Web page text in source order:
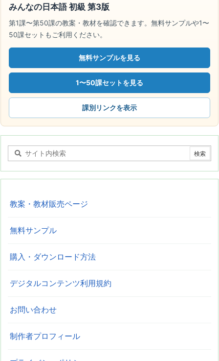
みんなの日本語 初級 第3版
第1課〜第50課の教案・教材を確認できます。無料サンプルや1〜
50課セットもご利用ください。
無料サンプルを見る
1〜50課セットを見る
課別リンクを表示
教案・教材販売ページ
無料サンプル
購入・ダウンロード方法
デジタルコンテンツ利用規約
お問い合わせ
制作者プロフィール